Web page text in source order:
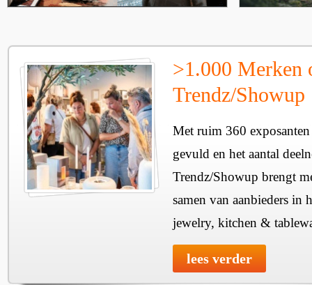
>1.000 Merken
Trendz/Showup
Met ruim 360
gevuld en het aantal
Trendz/Showup brengt
samen van aanbieders in
jewelry, kitchen &
lees verder